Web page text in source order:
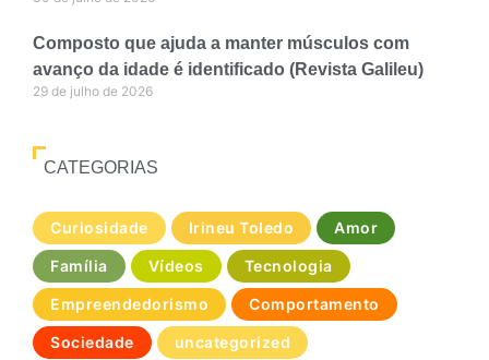
Composto que ajuda a manter músculos com
avanço da idade é identificado (Revista Galileu)
29 de julho de 2026
CATEGORIAS
Curiosidade Irineu Toledo Amor
Família Vídeos Tecnologia
Empreendedorismo Comportamento
Sociedade uncategorized